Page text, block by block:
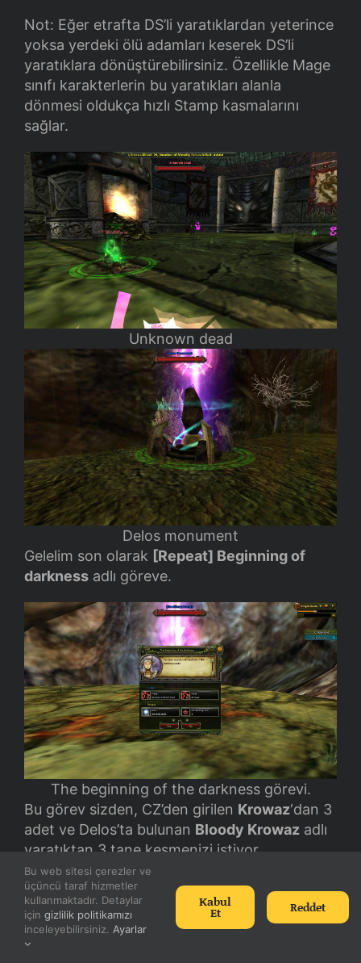
Not: Eğer etrafta DS’li yaratıklardan yeterince
yoksa yerdeki ölü adamları keserek DS’li
yaratıklara dönüştürebilirsiniz. Özellikle Mage
sınıfı karakterlerin bu yaratıkları alanla
dönmesi oldukça hızlı Stamp kasmalarını
sağlar.
Unknown dead
Delos monument
Gelelim son olarak [Repeat] Beginning of
darkness adlı göreve.
The beginning of the darkness görevi.
Bu görev sizden, CZ’den girilen Krowaz‘dan 3
adet ve Delos’ta bulunan Bloody Krowaz adlı
yaratıktan 3 tane kesmenizi istiyor,
sonucundaAccessory box
verecektir. Bu kutuyu Mavi kutu kırdırma
NPC’sinden kırdırabilirsiniz. Old Mage
Earring’den tutun da Iron Necklace’e kadar
bütün takıları atmaktadır.
Bu web sitesi çerezler ve
üçüncü taraf hizmetler
kullanmaktadır. Detaylar
için gizlilik politikamızı
inceleyebilirsiniz. Ayarlar
Kabul
Et Reddet